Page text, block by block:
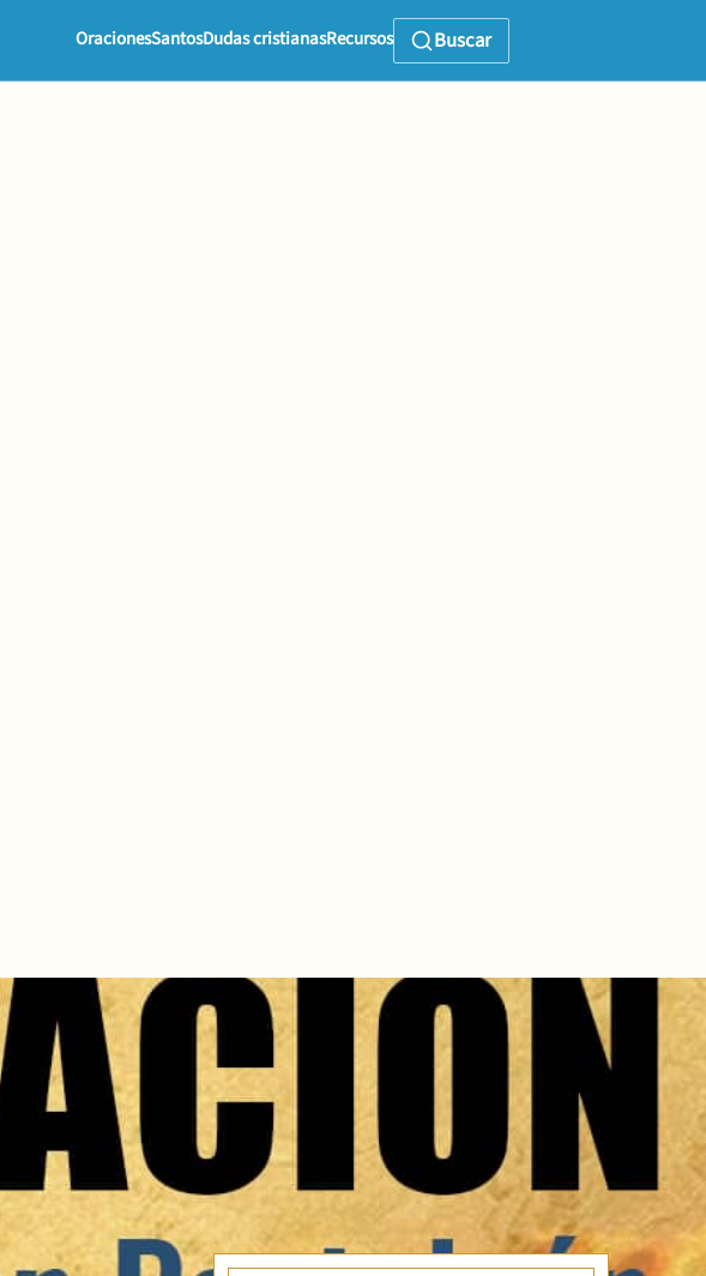
OracionesSantosDudas cristianasRecursos Buscar